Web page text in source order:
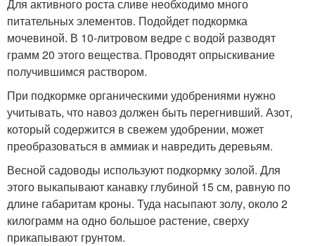
Для активного роста сливе необходимо много
питательных элементов. Подойдет подкормка
мочевиной. В 10-литровом ведре с водой разводят
грамм 20 этого вещества. Проводят опрыскивание
получившимся раствором.
При подкормке органическими удобрениями нужно
учитывать, что навоз должен быть перегнивший. Азот,
который содержится в свежем удобрении, может
преобразоваться в аммиак и навредить деревьям.
Весной садоводы используют подкормку золой. Для
этого выкапывают канавку глубиной 15 см, равную по
длине габаритам кроны. Туда насыпают золу, около 2
килограмм на одно большое растение, сверху
прикапывают грунтом.